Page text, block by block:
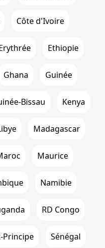
Côte d'Ivoire
Ethiopie
Ghana Guinée
Bissau Kenya
Madagascar
Maurice
Namibie
RD Congo
Principe Sénégal